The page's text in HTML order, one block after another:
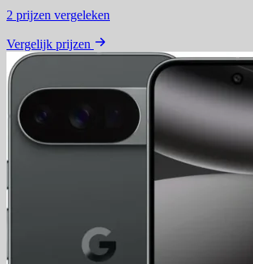
2 prijzen vergeleken
Vergelijk prijzen